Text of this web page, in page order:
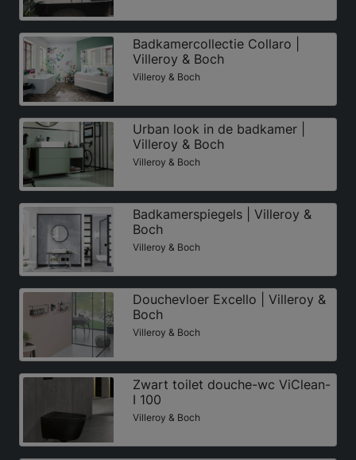
Badkamercollectie Collaro |
Villeroy & Boch
Villeroy & Boch
Urban look in de badkamer |
Villeroy & Boch
Villeroy & Boch
Badkamerspiegels | Villeroy &
Boch
Villeroy & Boch
Douchevloer Excello | Villeroy &
Boch
Villeroy & Boch
Zwart toilet douche-wc ViClean-
I 100
Villeroy & Boch